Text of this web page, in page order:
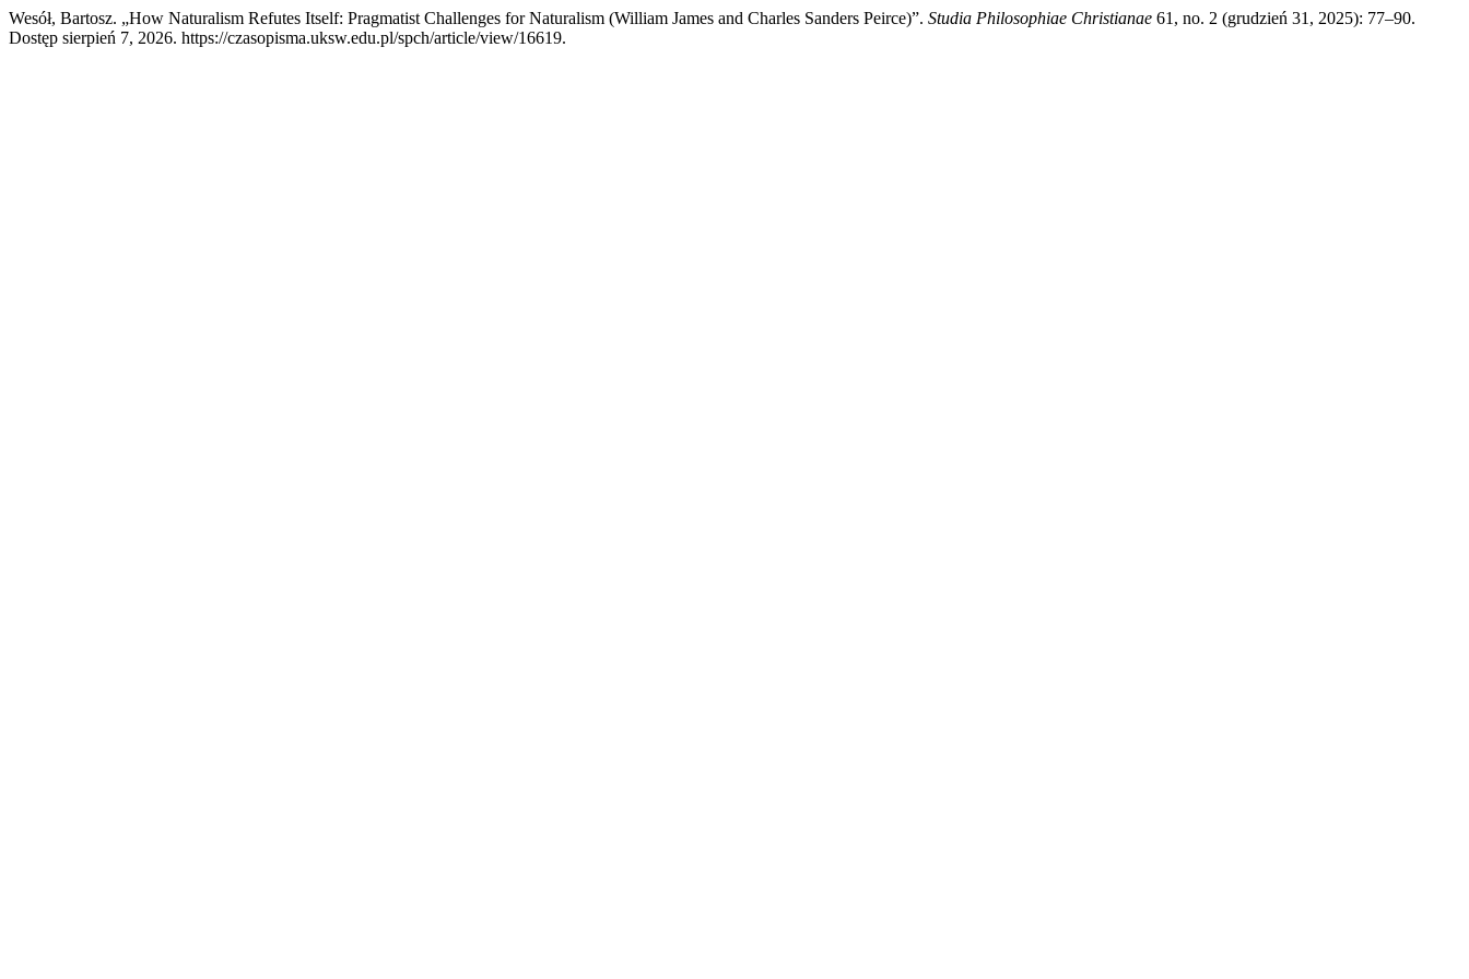
Wesół, Bartosz. „How Naturalism Refutes Itself: Pragmatist Challenges for Naturalism (William James and Charles Sanders Peirce)”. Studia Philosophiae Christianae 61, no. 2 (grudzień 31, 2025): 77–90.
Dostęp sierpień 7, 2026. https://czasopisma.uksw.edu.pl/spch/article/view/16619.